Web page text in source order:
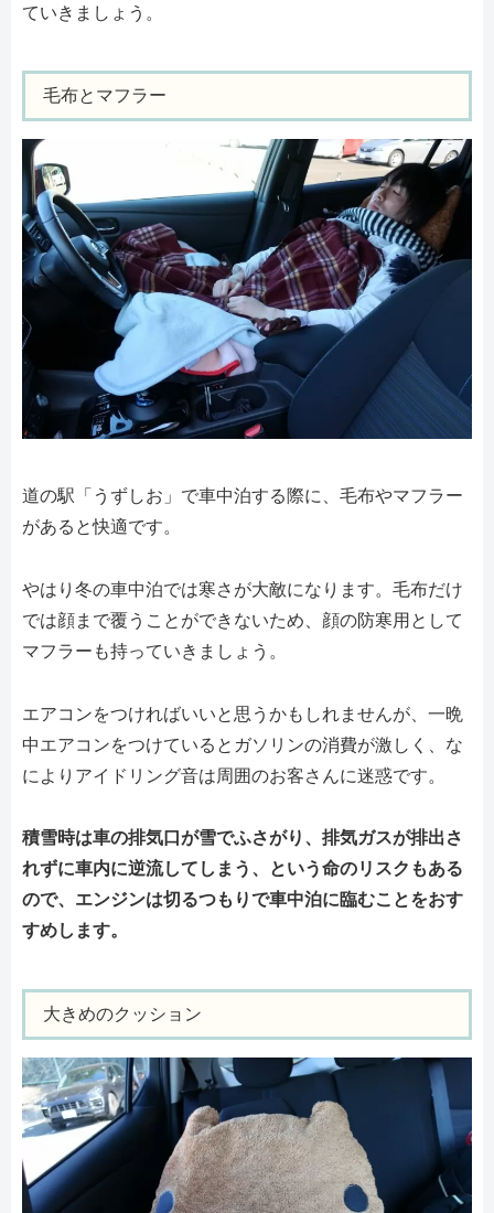
ていきましょう。
毛布とマフラー
道の駅「うずしお」で車中泊する際に、毛布やマフラー
があると快適です。
やはり冬の車中泊では寒さが大敵になります。毛布だけ
では顔まで覆うことができないため、顔の防寒用として
マフラーも持っていきましょう。
エアコンをつければいいと思うかもしれませんが、一晩
中エアコンをつけているとガソリンの消費が激しく、な
によりアイドリング音は周囲のお客さんに迷惑です。
積雪時は車の排気口が雪でふさがり、排気ガスが排出さ
れずに車内に逆流してしまう、という命のリスクもある
ので、エンジンは切るつもりで車中泊に臨むことをおす
すめします。
大きめのクッション